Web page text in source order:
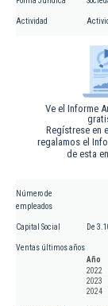
Actividad
Ve el Informe
Regístrese en
regalamos el
de esta
Número de
empleados
Capital Social De
Ventas últimos años
Año
2022
2023
2024